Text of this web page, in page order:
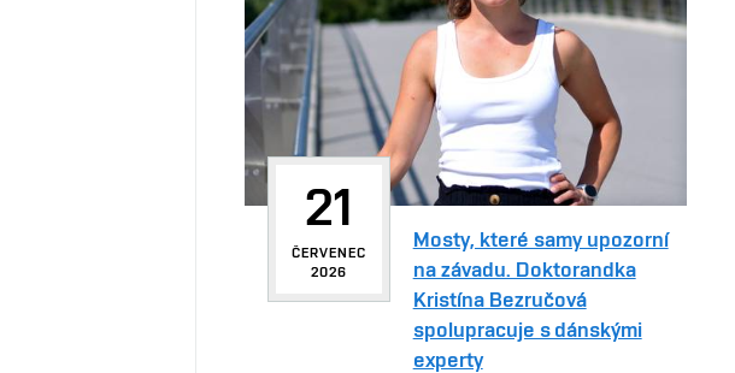
21
ČERVENEC
2026
Mosty, které samy upozorní
na závadu. Doktorandka
Kristína Bezručová
spolupracuje s dánskými
experty